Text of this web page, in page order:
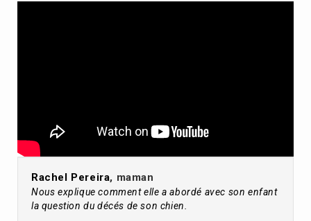
Rachel Pereira, maman
Nous explique comment elle a abordé avec son enfant
la question du décés de son chien.